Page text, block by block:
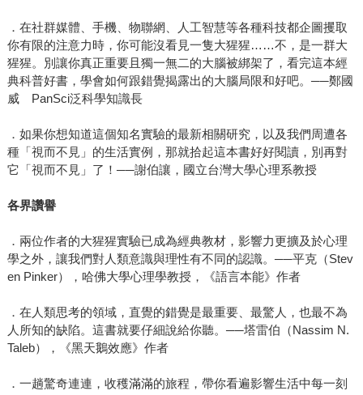
．在社群媒體、手機、物聯網、人工智慧等各種科技都企圖攫取
你有限的注意力時，你可能沒看見一隻大猩猩……不，是一群大
猩猩。別讓你真正重要且獨一無二的大腦被綁架了，看完這本經
典科普好書，學會如何跟錯覺揭露出的大腦局限和好吧。──鄭國
威 PanSci泛科學知識長
．如果你想知道這個知名實驗的最新相關研究，以及我們周遭各
種「視而不見」的生活實例，那就拾起這本書好好閱讀，別再對
它「視而不見」了！──謝伯讓，國立台灣大學心理系教授
各界讚譽
．兩位作者的大猩猩實驗已成為經典教材，影響力更擴及於心理
學之外，讓我們對人類意識與理性有不同的認識。──平克（Stev
en Pinker），哈佛大學心理學教授，《語言本能》作者
．在人類思考的領域，直覺的錯覺是最重要、最驚人，也最不為
人所知的缺陷。這書就要仔細說給你聽。──塔雷伯（Nassim N.
Taleb），《黑天鵝效應》作者
．一趟驚奇連連，收穫滿滿的旅程，帶你看遍影響生活中每一刻